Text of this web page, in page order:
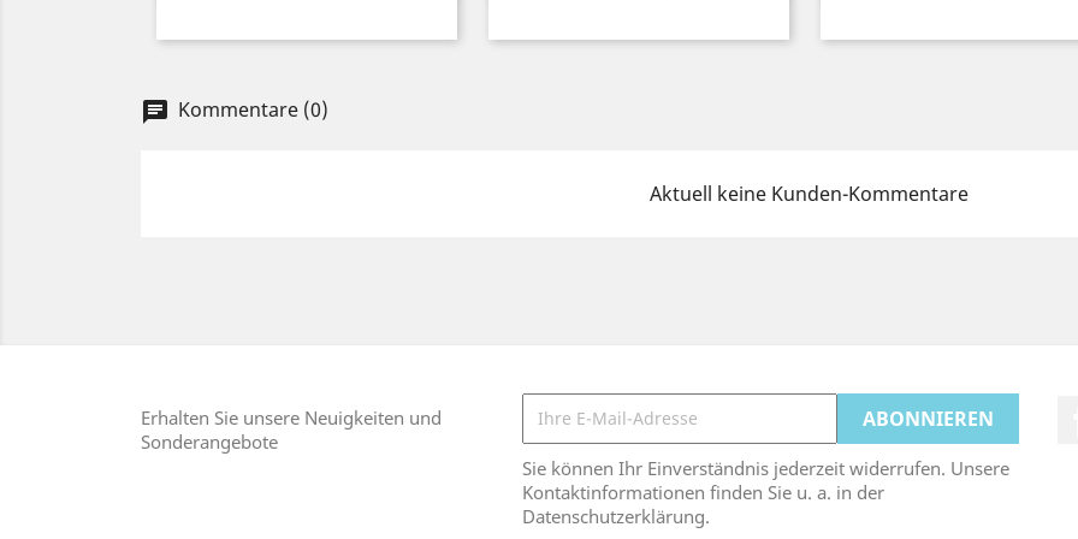
chat Kommentare (0)
Aktuell keine Kunden-Kommentare
Erhalten Sie unsere Neuigkeiten und
Sonderangebote
Sie können Ihr Einverständnis jederzeit widerrufen. Unsere
Kontaktinformationen finden Sie u. a. in der
Datenschutzerklärung.